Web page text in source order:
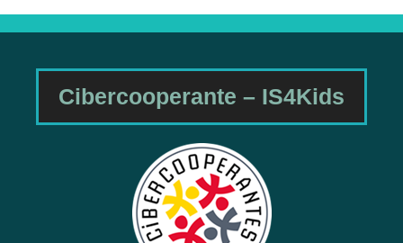
Cibercooperante – IS4Kids